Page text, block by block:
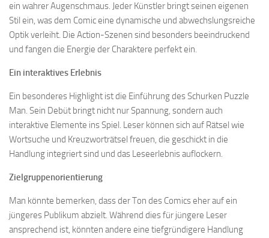
ein wahrer Augenschmaus. Jeder Künstler bringt seinen eigenen
Stil ein, was dem Comic eine dynamische und abwechslungsreiche
Optik verleiht. Die Action-Szenen sind besonders beeindruckend
und fangen die Energie der Charaktere perfekt ein.
Ein interaktives Erlebnis
Ein besonderes Highlight ist die Einführung des Schurken Puzzle
Man. Sein Debüt bringt nicht nur Spannung, sondern auch
interaktive Elemente ins Spiel. Leser können sich auf Rätsel wie
Wortsuche und Kreuzworträtsel freuen, die geschickt in die
Handlung integriert sind und das Leseerlebnis auflockern.
Zielgruppenorientierung
Man könnte bemerken, dass der Ton des Comics eher auf ein
jüngeres Publikum abzielt. Während dies für jüngere Leser
ansprechend ist, könnten andere eine tiefgründigere Handlung